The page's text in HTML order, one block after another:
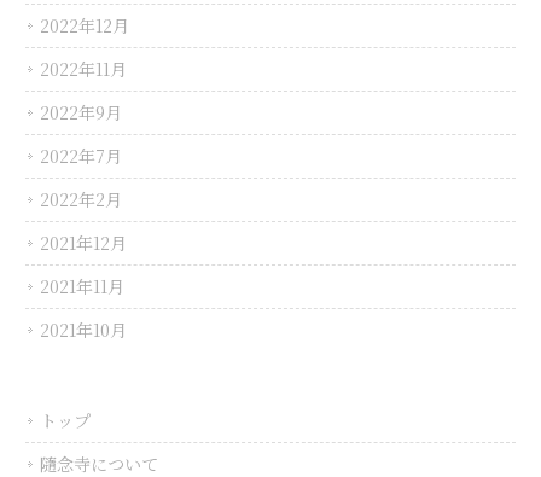
2022年12月
2022年11月
2022年9月
2022年7月
2022年2月
2021年12月
2021年11月
2021年10月
トップ
隨念寺について